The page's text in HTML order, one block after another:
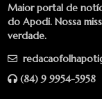
Maior portal de
do Apodi. Nossa
verdade.
(84) 9 9954-5958